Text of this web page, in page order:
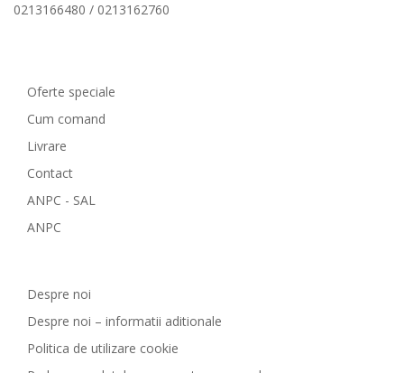
0213166480 / 0213162760
Oferte speciale
Cum comand
Livrare
Contact
ANPC - SAL
ANPC
Despre noi
Despre noi – informatii aditionale
Politica de utilizare cookie